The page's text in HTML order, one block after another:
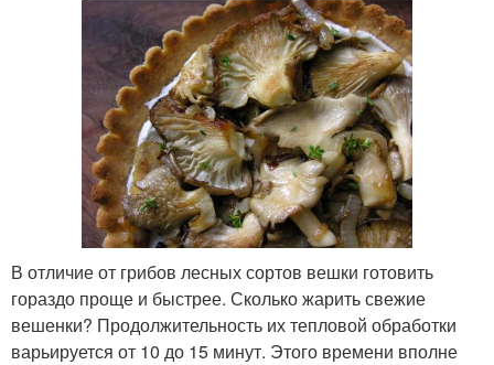
В отличие от грибов лесных сортов вешки готовить
гораздо проще и быстрее. Сколько жарить свежие
вешенки? Продолжительность их тепловой обработки
варьируется от 10 до 15 минут. Этого времени вполне